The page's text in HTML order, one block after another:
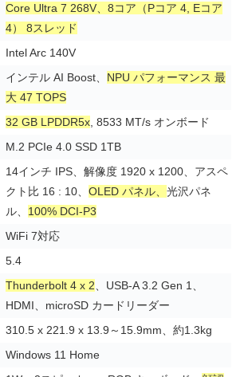
Core Ultra 7 268V、8コア（Pコア 4, Eコア
4） 8スレッド
Intel Arc 140V
インテル AI Boost、 NPU パフォーマンス 最
大 47 TOPS
32 GB LPDDR5x , 8533 MT/s オンボード
M.2 PCIe 4.0 SSD 1TB
14インチ IPS、解像度 1920 x 1200、アスペ
クト比 16 : 10、 OLED パネル、 光沢パネ
ル、 100% DCI-P3
WiFi 7対応
5.4
Thunderbolt 4 x 2 、USB-A 3.2 Gen 1、
HDMI、microSD カードリーダー
310.5 x 221.9 x 13.9～15.9mm、約1.3kg
Windows 11 Home